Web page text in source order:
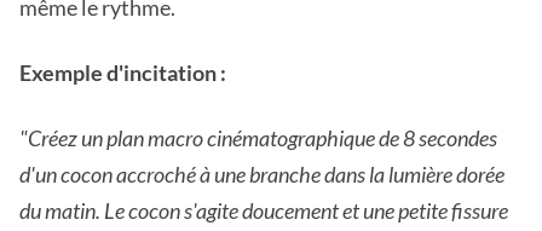
même le rythme.
Exemple d'incitation :
"Créez un plan macro cinématographique de 8 secondes
d'un cocon accroché à une branche dans la lumière dorée
du matin. Le cocon s'agite doucement et une petite fissure